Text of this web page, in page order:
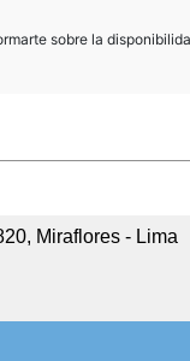
sobre la
Miraflores - Lima